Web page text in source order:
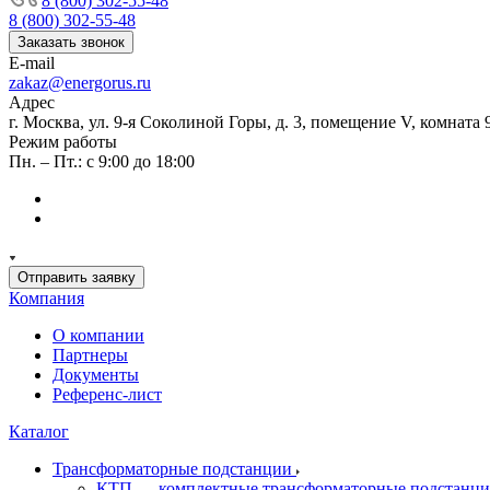
8 (800) 302-55-48
Заказать звонок
E-mail
zakaz@energorus.ru
Адрес
г. Москва, ул. 9-я Соколиной Горы, д. 3, помещение V, комната
Режим работы
Пн. – Пт.: с 9:00 до 18:00
Отправить заявку
Компания
О компании
Партнеры
Документы
Референс-лист
Каталог
Трансформаторные подстанции